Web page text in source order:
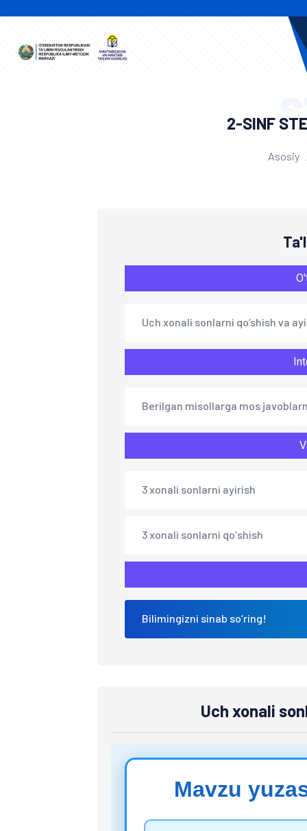
2-SINF
Asosiy
Uch xonali sonlarni qo‘shish va
Berilgan misollarga mos
3 xonali sonlarni ayirish
3 xonali sonlarni qoʻshish
Bilimingizni sinab so‘ring!
Uch xonali